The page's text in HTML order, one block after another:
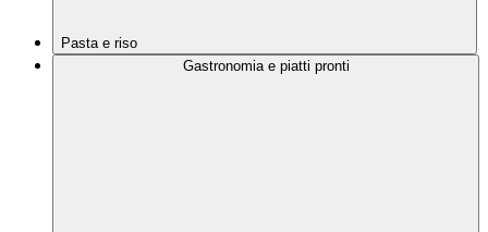
Pasta e riso
Gastronomia e piatti pronti